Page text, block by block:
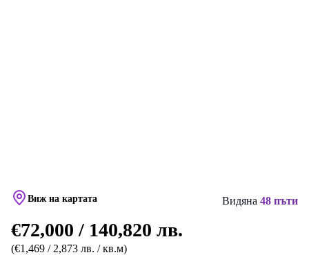
Виж на картата Видяна 48 пъти
€72,000 / 140,820 лв.
(€1,469 / 2,873 лв. / кв.м)